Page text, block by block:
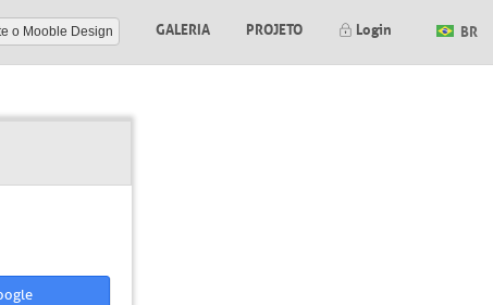
o Mooble Design GALERIA PROJETO Login BR